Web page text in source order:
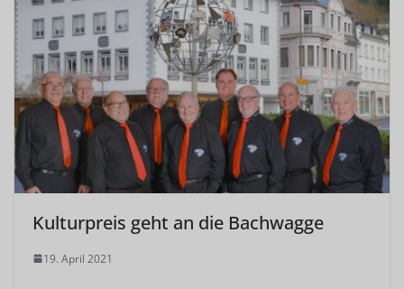
Kulturpreis geht an die Bachwagge
19. April 2021